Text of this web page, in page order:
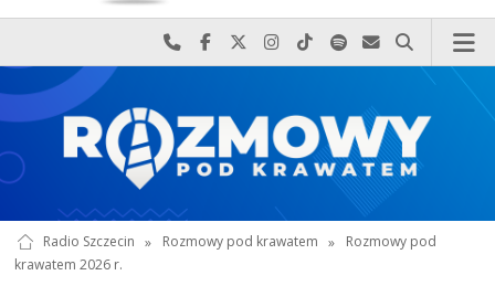
Najlepiej po prostu do nas zadzwoń
Odwiedź nas na Facebook-u
Odwiedź nas na X
Odwiedź nas na Instagram-ie
Odwiedź nas na TikTok-u
Szukaj nas na Spotify
Wyślij do nas
Szukaj
Radio Szczecin » Rozmowy pod krawatem »
Rozmowy pod
krawatem 2026 r.